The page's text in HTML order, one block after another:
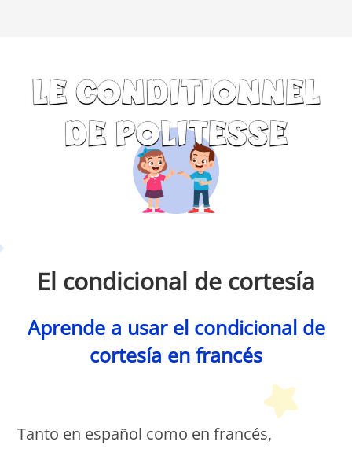
El condicional de cortesía
Aprende a usar el condicional de
cortesía en francés
Tanto en español como en francés,